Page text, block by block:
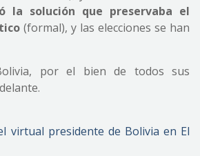
la solución que preservaba el
(formal), y las elecciones se han
por el bien de todos sus
virtual presidente de Bolivia en El